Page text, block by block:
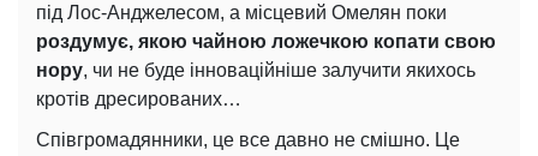
під Лос-Анджелесом, а місцевий Омелян поки
роздумує, якою чайною ложечкою копати свою
нору, чи не буде інноваційніше залучити якихось
кротів дресированих…
Співгромадянники, це все давно не смішно. Це